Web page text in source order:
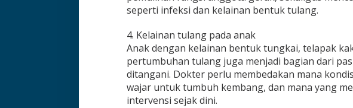
seperti infeksi dan kelainan bentuk tulang.
4. Kelainan tulang pada anak
Anak dengan kelainan bentuk tungkai, telapak
pertumbuhan tulang juga menjadi bagian dari
ditangani. Dokter perlu membedakan mana
wajar untuk tumbuh kembang, dan mana yang
intervensi sejak dini.